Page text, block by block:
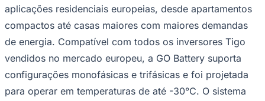
aplicações residenciais europeias, desde apartamentos
compactos até casas maiores com maiores demandas
de energia. Compatível com todos os inversores Tigo
vendidos no mercado europeu, a GO Battery suporta
configurações monofásicas e trifásicas e foi projetada
para operar em temperaturas de até -30°C. O sistema